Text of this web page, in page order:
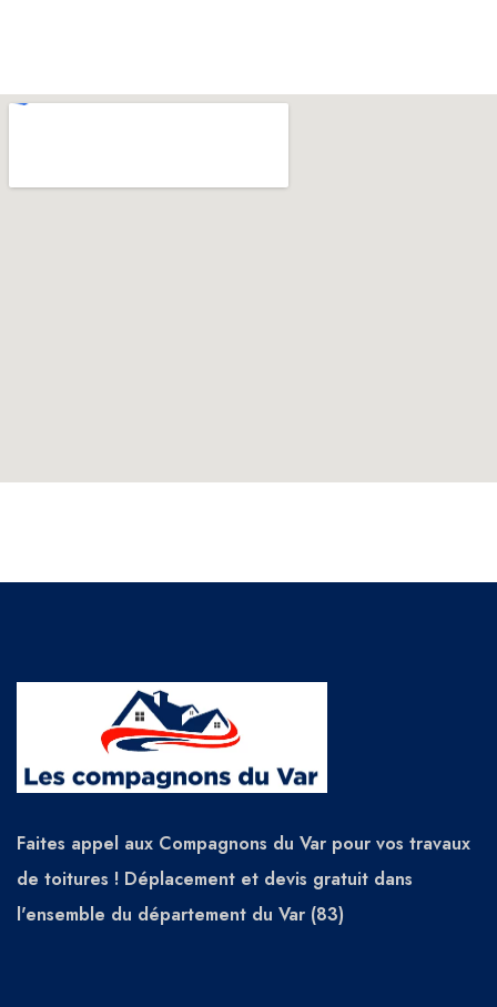
Faites appel aux Compagnons du Var pour vos travaux
de toitures ! Déplacement et devis gratuit dans
l'ensemble du département du Var (83)